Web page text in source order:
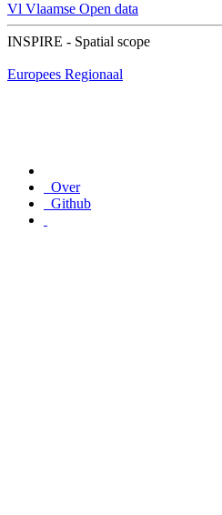
Vl Vlaamse Open data
INSPIRE - Spatial scope
Europees Regionaal
Over
Github